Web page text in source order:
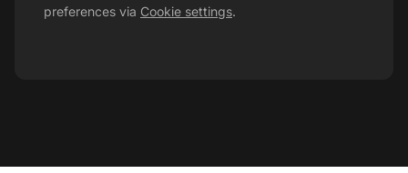
preferences via Cookie settings.